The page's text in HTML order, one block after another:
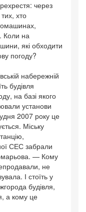
через
хто
Коли на
які обходити
погоду?
набережній
будівля
на базі якого
установи
2007 року це
Міську
СЕС забрали
— Кому
не
І стоїть у
будівля,
а кому це